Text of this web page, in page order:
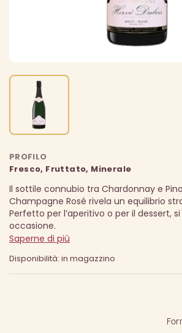
PROFILO
Fresco, Fruttato, Minerale
Il sottile connubio tra Chardonnay e
Champagne Rosé rivela un equilibrio
Perfetto per l’aperitivo o per il dessert,
occasione.
Saperne di più
Disponibilità: in magazzino